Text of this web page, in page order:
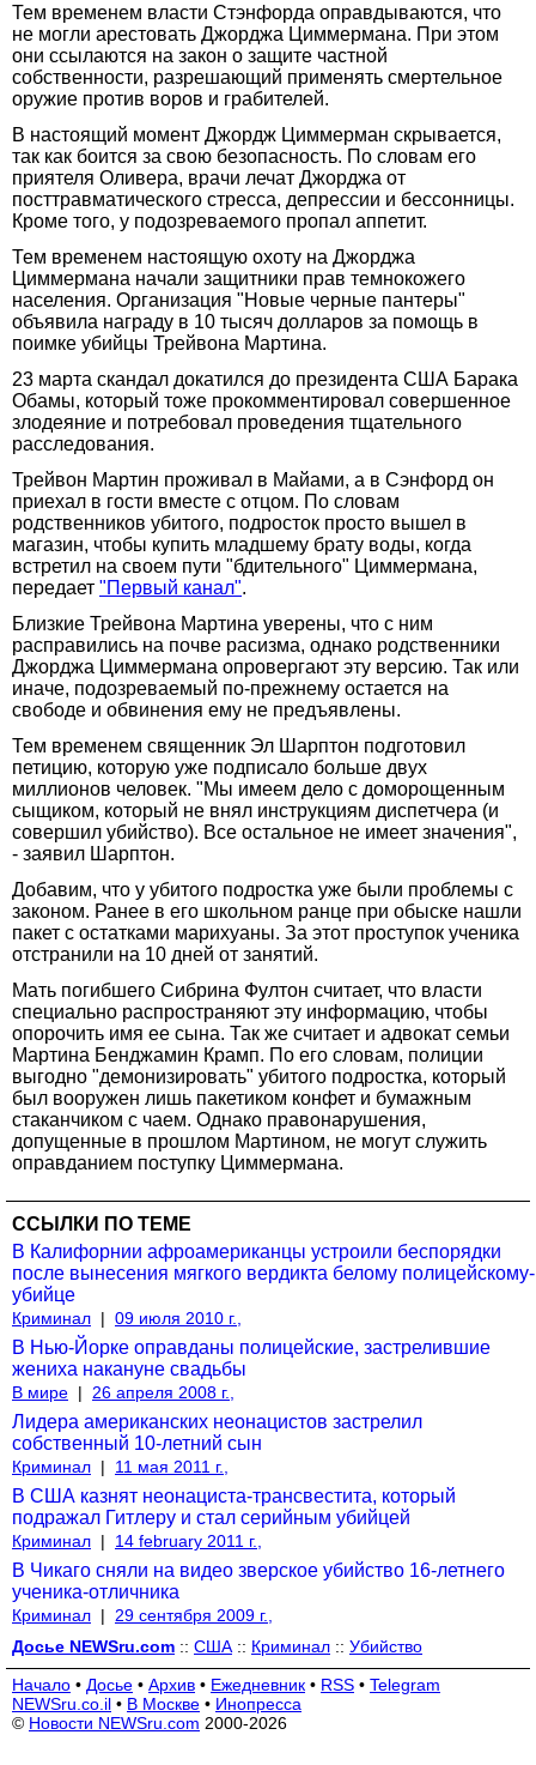
Тем временем власти Стэнфорда оправдываются, что
не могли арестовать Джорджа Циммермана. При этом
они ссылаются на закон о защите частной
собственности, разрешающий применять смертельное
оружие против воров и грабителей.
В настоящий момент Джордж Циммерман скрывается,
так как боится за свою безопасность. По словам его
приятеля Оливера, врачи лечат Джорджа от
посттравматического стресса, депрессии и бессонницы.
Кроме того, у подозреваемого пропал аппетит.
Тем временем настоящую охоту на Джорджа
Циммермана начали защитники прав темнокожего
населения. Организация "Новые черные пантеры"
объявила награду в 10 тысяч долларов за помощь в
поимке убийцы Трейвона Мартина.
23 марта скандал докатился до президента США Барака
Обамы, который тоже прокомментировал совершенное
злодеяние и потребовал проведения тщательного
расследования.
Трейвон Мартин проживал в Майами, а в Сэнфорд он
приехал в гости вместе с отцом. По словам
родственников убитого, подросток просто вышел в
магазин, чтобы купить младшему брату воды, когда
встретил на своем пути "бдительного" Циммермана,
передает "Первый канал".
Близкие Трейвона Мартина уверены, что с ним
расправились на почве расизма, однако родственники
Джорджа Циммермана опровергают эту версию. Так или
иначе, подозреваемый по-прежнему остается на
свободе и обвинения ему не предъявлены.
Тем временем священник Эл Шарптон подготовил
петицию, которую уже подписало больше двух
миллионов человек. "Мы имеем дело с доморощенным
сыщиком, который не внял инструкциям диспетчера (и
совершил убийство). Все остальное не имеет значения",
- заявил Шарптон.
Добавим, что у убитого подростка уже были проблемы с
законом. Ранее в его школьном ранце при обыске нашли
пакет с остатками марихуаны. За этот проступок ученика
отстранили на 10 дней от занятий.
Мать погибшего Сибрина Фултон считает, что власти
специально распространяют эту информацию, чтобы
опорочить имя ее сына. Так же считает и адвокат семьи
Мартина Бенджамин Крамп. По его словам, полиции
выгодно "демонизировать" убитого подростка, который
был вооружен лишь пакетиком конфет и бумажным
стаканчиком с чаем. Однако правонарушения,
допущенные в прошлом Мартином, не могут служить
оправданием поступку Циммермана.
ССЫЛКИ ПО ТЕМЕ
В Калифорнии афроамериканцы устроили беспорядки
после вынесения мягкого вердикта белому полицейскому-
убийце
Криминал | 09 июля 2010 г.,
В Нью-Йорке оправданы полицейские, застрелившие
жениха накануне свадьбы
В мире | 26 апреля 2008 г.,
Лидера американских неонацистов застрелил
собственный 10-летний сын
Криминал | 11 мая 2011 г.,
В США казнят неонациста-трансвестита, который
подражал Гитлеру и стал серийным убийцей
Криминал | 14 february 2011 г.,
В Чикаго сняли на видео зверское убийство 16-летнего
ученика-отличника
Криминал |
29 сентября 2009 г.,
Досье NEWSru.com :: США :: Криминал :: Убийство
Начало • Досье • Архив • Ежедневник • RSS • Telegram
NEWSru.co.il • В Москве • Инопресса
© Новости NEWSru.com 2000-2026